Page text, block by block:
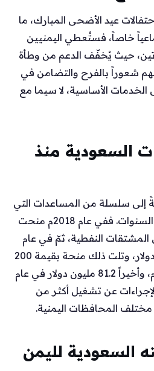
عيد الأضحى المبارك، ما
خاصاً، فستُعطي اليمنيين
حيث يُخفّف الدعم من وطأة
شعوراً بالفرح والتضامن في
الأساسية، لا سيما مع
السعودية منذ
إلى سلسلة من المساعدات التي
قدمتها المملكة على مدار السنوات. ففي عام 2018م منحت
من المشتقات النفطية، ثمّ في عام
2021م قدمت 422 مليون دولار، وتلت ذلك منحة بقيمة 200
مليون دولار في عام 2022م، وأخيراً 81.2 مليون دولار في عام
عن تشغيل أكثر من
المحافظات اليمنية.
السعودية لليمن